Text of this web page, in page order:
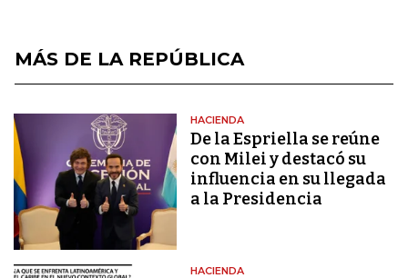
MÁS DE LA REPÚBLICA
HACIENDA
De la Espriella se reúne
con Milei y destacó su
influencia en su llegada
a la Presidencia
HACIENDA